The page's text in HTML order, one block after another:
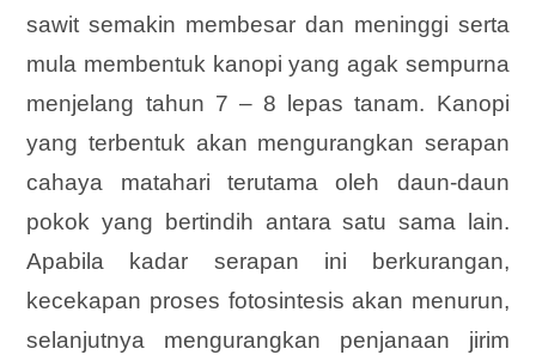
sawit semakin membesar dan meninggi serta
mula membentuk kanopi yang agak sempurna
menjelang tahun 7 – 8 lepas tanam. Kanopi
yang terbentuk akan mengurangkan serapan
cahaya matahari terutama oleh daun-daun
pokok yang bertindih antara satu sama lain.
Apabila kadar serapan ini berkurangan,
kecekapan proses fotosintesis akan menurun,
selanjutnya mengurangkan penjanaan jirim